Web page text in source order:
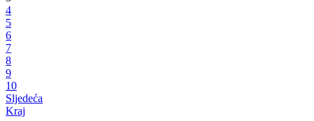
4
5
6
7
8
9
10
Sljedeća
Kraj